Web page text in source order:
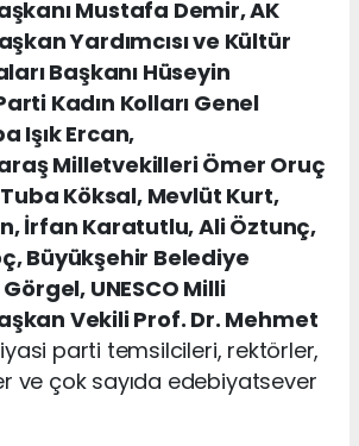
Mustafa Demir, AK
Yardımcısı ve Kültür
Başkanı Hüseyin
Kadın Kolları Genel
Işık Ercan,
Milletvekilleri Ömer Oruç
Köksal, Mevlüt Kurt,
İrfan Karatutlu, Ali Öztunç,
Büyükşehir Belediye
UNESCO Milli
Vekili Prof. Dr. Mehmet
parti temsilcileri, rektörler,
ve çok sayıda edebiyatsever